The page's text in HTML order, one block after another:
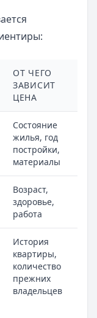
ОТ ЧЕГО
ЗАВИСИТ
ЦЕНА
Состояние
жилья, год
постройки,
материалы
Возраст,
здоровье,
работа
История
квартиры,
количество
прежних
владельцев